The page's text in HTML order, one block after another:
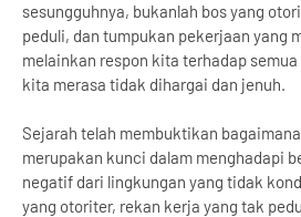
sesungguhnya, bukanlah bos yang
peduli, dan tumpukan pekerjaan yang
melainkan respon kita terhadap
kita merasa tidak dihargai dan jenuh.
Sejarah telah membuktikan
merupakan kunci dalam menghadapi
negatif dari lingkungan yang tidak
yang otoriter, rekan kerja yang tak